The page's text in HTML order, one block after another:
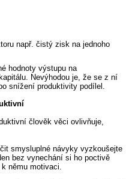
např. čistý zisk na jednoho
hodnoty výstupu na
Nevýhodou je, že se z ní
snížení produktivity podílel.
člověk věci ovlivňuje,
smysluplné návyky vyzkoušejte
bez vynechání si ho poctivě
němu motivaci.